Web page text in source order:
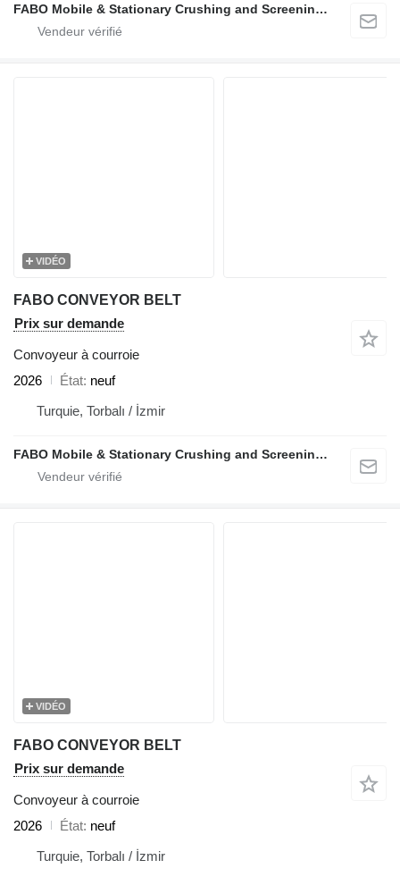
FABO Mobile & Stationary Crushing and Screening Plants | Concrete Batching Plants Manufacturer
VIDÉO
FABO CONVEYOR BELT
Prix sur demande
Convoyeur à courroie
2026
État neuf
Turquie, Torbalı / İzmir
FABO Mobile & Stationary Crushing and Screening Plants | Concrete Batching Plants Manufacturer
VIDÉO
FABO CONVEYOR BELT
Prix sur demande
Convoyeur à courroie
2026
État neuf
Turquie, Torbalı / İzmir